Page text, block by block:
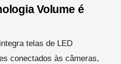
Volume é
telas de LED
conectados às câmeras,